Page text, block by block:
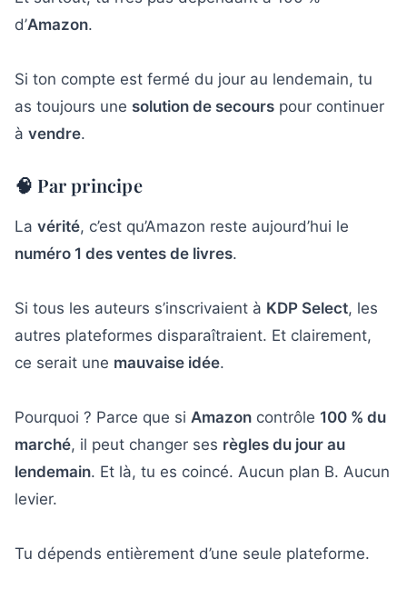
d’Amazon.
Si ton compte est fermé du jour au lendemain, tu
as toujours une solution de secours pour continuer
à vendre.
🧠 Par principe
La vérité, c’est qu’Amazon reste aujourd’hui le
numéro 1 des ventes de livres.
Si tous les auteurs s’inscrivaient à KDP Select, les
autres plateformes disparaîtraient. Et clairement,
ce serait une mauvaise idée.
Pourquoi ? Parce que si Amazon contrôle 100 % du
marché, il peut changer ses règles du jour au
lendemain. Et là, tu es coincé. Aucun plan B. Aucun
levier.
Tu dépends entièrement d’une seule plateforme.